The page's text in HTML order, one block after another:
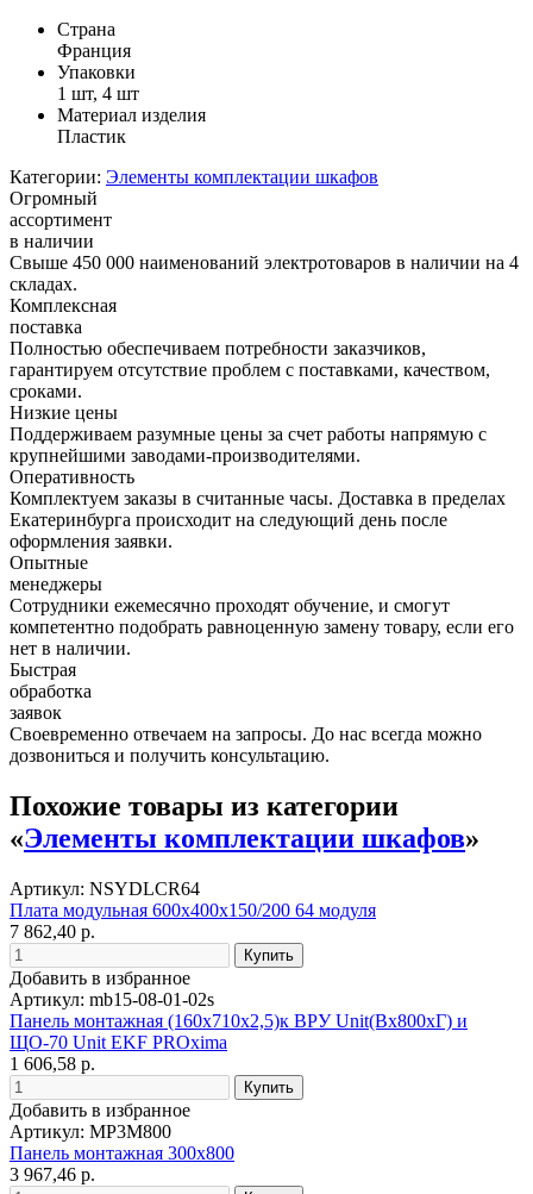
Страна
Франция
Упаковки
1 шт, 4 шт
Материал изделия
Пластик
Категории: Элементы комплектации шкафов
Огромный
ассортимент
в наличии
Свыше 450 000 наименований электротоваров в наличии на 4
складах.
Комплексная
поставка
Полностью обеспечиваем потребности заказчиков,
гарантируем отсутствие проблем с поставками, качеством,
сроками.
Низкие цены
Поддерживаем разумные цены за счет работы напрямую с
крупнейшими заводами-производителями.
Оперативность
Комплектуем заказы в считанные часы. Доставка в пределах
Екатеринбурга происходит на следующий день после
оформления заявки.
Опытные
менеджеры
Сотрудники ежемесячно проходят обучение, и смогут
компетентно подобрать равноценную замену товару, если его
нет в наличии.
Быстрая
обработка
заявок
Своевременно отвечаем на запросы. До нас всегда можно
дозвониться и получить консультацию.
Похожие товары из категории
«Элементы комплектации шкафов»
Артикул: NSYDLCR64
Плата модульная 600х400х150/200 64 модуля
7 862,40 р.
Добавить в избранное
Артикул: mb15-08-01-02s
Панель монтажная (160х710х2,5)к ВРУ Unit(Bх800хГ) и
ЩО-70 Unit EKF PROxima
1 606,58 р.
Добавить в избранное
Артикул: MP3M800
Панель монтажная 300х800
3 967,46 р.